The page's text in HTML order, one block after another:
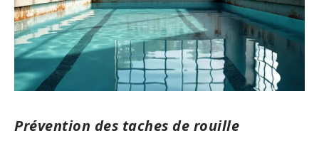
Prévention des taches de rouille